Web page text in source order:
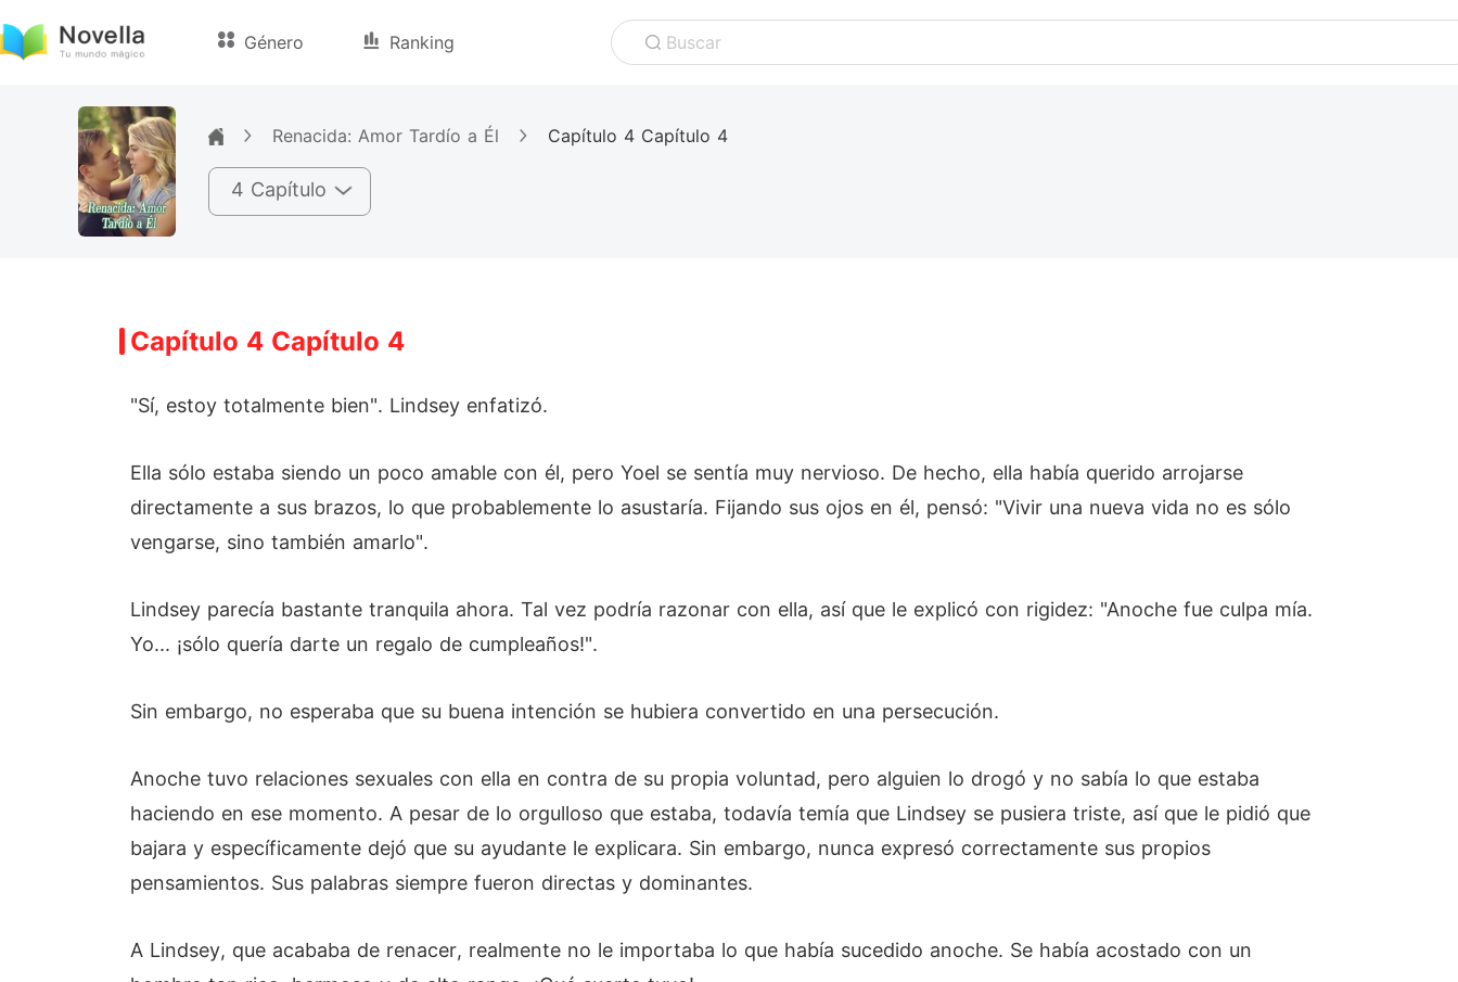
Género Ranking Buscar
Renacida: Amor Tardío a Él Capítulo 4 Capítulo 4
4 Capítulo
Capítulo 4 Capítulo 4
"Sí, estoy totalmente bien". Lindsey enfatizó.
Ella sólo estaba siendo un poco amable con él, pero Yoel se sentía muy nervioso. De hecho, ella había querido arrojarse
directamente a sus brazos, lo que probablemente lo asustaría. Fijando sus ojos en él, pensó: "Vivir una nueva vida no es sólo
vengarse, sino también amarlo".
Lindsey parecía bastante tranquila ahora. Tal vez podría razonar con ella, así que le explicó con rigidez: "Anoche fue culpa mía.
Yo... ¡sólo quería darte un regalo de cumpleaños!".
Sin embargo, no esperaba que su buena intención se hubiera convertido en una persecución.
Anoche tuvo relaciones sexuales con ella en contra de su propia voluntad, pero alguien lo drogó y no sabía lo que estaba
haciendo en ese momento. A pesar de lo orgulloso que estaba, todavía temía que Lindsey se pusiera triste, así que le pidió que
bajara y específicamente dejó que su ayudante le explicara. Sin embargo, nunca expresó correctamente sus propios
pensamientos. Sus palabras siempre fueron directas y dominantes.
A Lindsey, que acababa de renacer, realmente no le importaba lo que había sucedido anoche. Se había acostado con un